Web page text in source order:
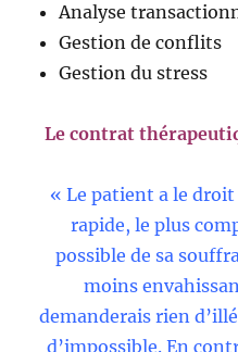
Analyse
Gestion de conflits
Gestion du stress
Le contrat
« Le patient a le
rapide, le plus
possible de sa
moins
demanderais rien
d’impossible. En